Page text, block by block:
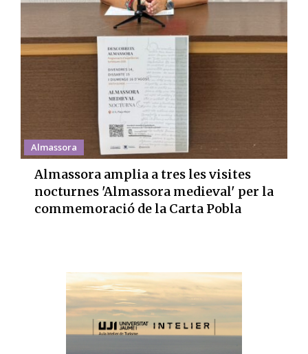
Almassora
Almassora amplia a tres les visites
nocturnes 'Almassora medieval' per la
commemoració de la Carta Pobla